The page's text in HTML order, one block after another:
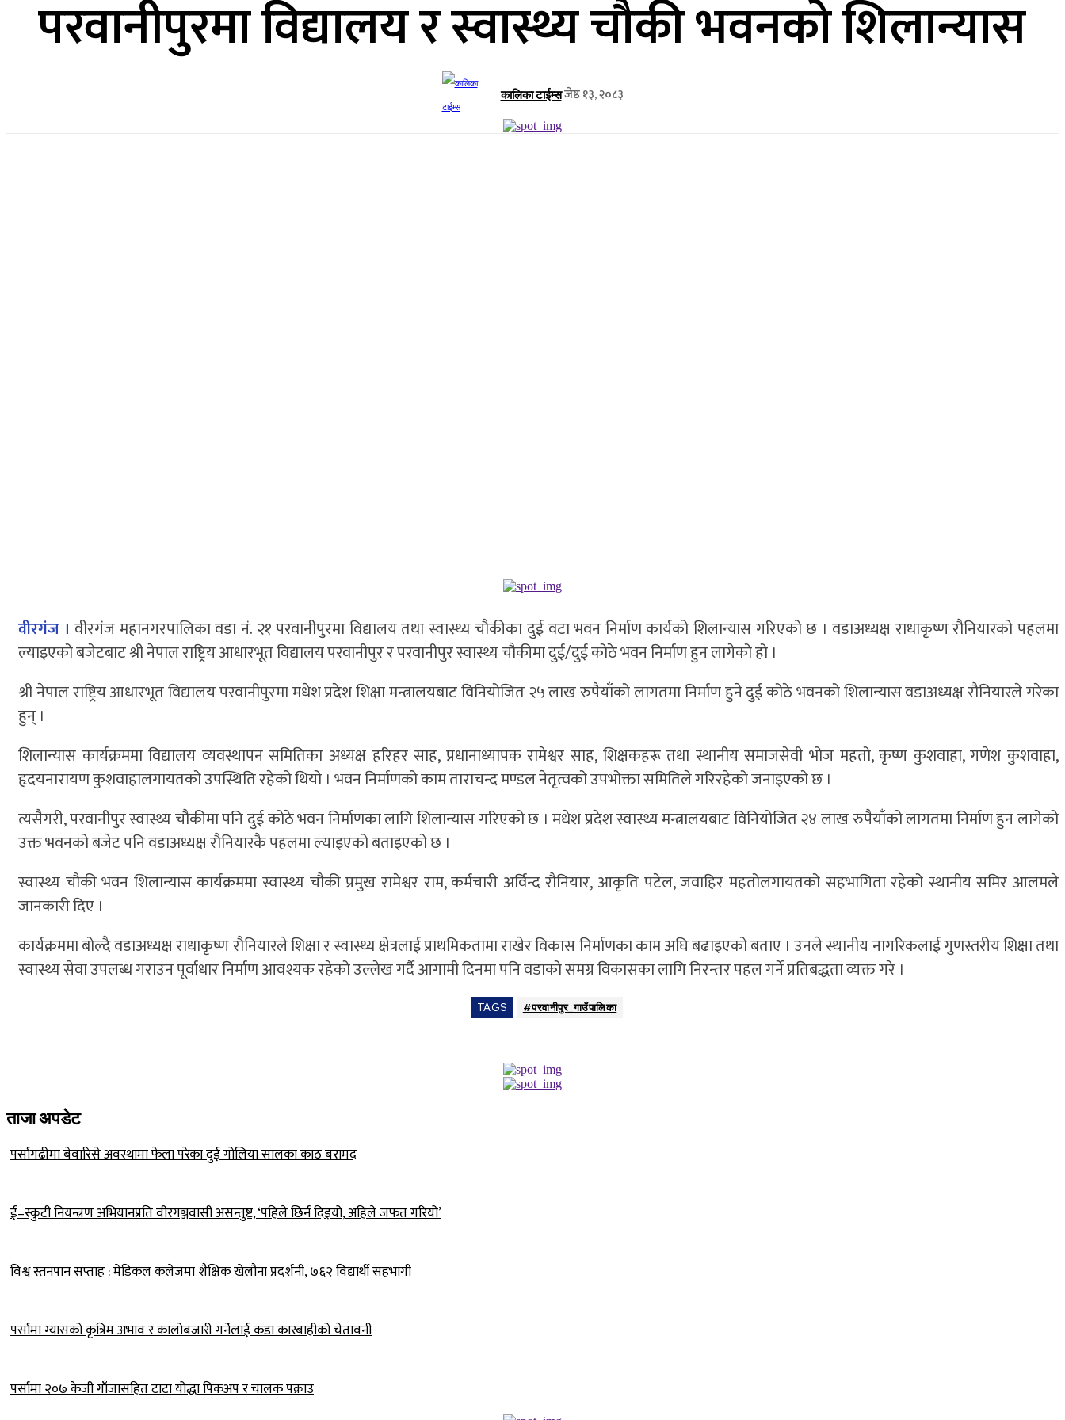
परवानीपुरमा विद्यालय र स्वास्थ्य चौकी भवनको शिलान्यास
कालिका टाईम्सजेष्ठ १३, २०८३
वीरगंज । वीरगंज महानगरपालिका वडा नं. २१ परवानीपुरमा विद्यालय तथा स्वास्थ्य चौकीका दुई वटा भवन निर्माण कार्यको शिलान्यास गरिएको छ । वडाअध्यक्ष राधाकृष्ण रौनियारको पहलमा
ल्याइएको बजेटबाट श्री नेपाल राष्ट्रिय आधारभूत विद्यालय परवानीपुर र परवानीपुर स्वास्थ्य चौकीमा दुई/दुई कोठे भवन निर्माण हुन लागेको हो ।
श्री नेपाल राष्ट्रिय आधारभूत विद्यालय परवानीपुरमा मधेश प्रदेश शिक्षा मन्त्रालयबाट विनियोजित २५ लाख रुपैयाँको लागतमा निर्माण हुने दुई कोठे भवनको शिलान्यास वडाअध्यक्ष रौनियारले गरेका
हुन् ।
शिलान्यास कार्यक्रममा विद्यालय व्यवस्थापन समितिका अध्यक्ष हरिहर साह, प्रधानाध्यापक रामेश्वर साह, शिक्षकहरू तथा स्थानीय समाजसेवी भोज महतो, कृष्ण कुशवाहा, गणेश कुशवाहा,
हृदयनारायण कुशवाहालगायतको उपस्थिति रहेको थियो । भवन निर्माणको काम ताराचन्द मण्डल नेतृत्वको उपभोक्ता समितिले गरिरहेको जनाइएको छ ।
त्यसैगरी, परवानीपुर स्वास्थ्य चौकीमा पनि दुई कोठे भवन निर्माणका लागि शिलान्यास गरिएको छ । मधेश प्रदेश स्वास्थ्य मन्त्रालयबाट विनियोजित २४ लाख रुपैयाँको लागतमा निर्माण हुन लागेको
उक्त भवनको बजेट पनि वडाअध्यक्ष रौनियारकै पहलमा ल्याइएको बताइएको छ ।
स्वास्थ्य चौकी भवन शिलान्यास कार्यक्रममा स्वास्थ्य चौकी प्रमुख रामेश्वर राम, कर्मचारी अर्विन्द रौनियार, आकृति पटेल, जवाहिर महतोलगायतको सहभागिता रहेको स्थानीय समिर आलमले
जानकारी दिए ।
कार्यक्रममा बोल्दै वडाअध्यक्ष राधाकृष्ण रौनियारले शिक्षा र स्वास्थ्य क्षेत्रलाई प्राथमिकतामा राखेर विकास निर्माणका काम अघि बढाइएको बताए । उनले स्थानीय नागरिकलाई गुणस्तरीय शिक्षा तथा
स्वास्थ्य सेवा उपलब्ध गराउन पूर्वाधार निर्माण आवश्यक रहेको उल्लेख गर्दै आगामी दिनमा पनि वडाको समग्र विकासका लागि निरन्तर पहल गर्ने प्रतिबद्धता व्यक्त गरे ।
TAGS #परवानीपुर_गाउँपालिका
ताजा अपडेट
पर्सागढीमा बेवारिसे अवस्थामा फेला परेका दुई गोलिया सालका काठ बरामद
ई–स्कुटी नियन्त्रण अभियानप्रति वीरगञ्जवासी असन्तुष्ट, ‘पहिले छिर्न दिइयो, अहिले जफत गरियो’
विश्व स्तनपान सप्ताह : मेडिकल कलेजमा शैक्षिक खेलौना प्रदर्शनी, ७६२ विद्यार्थी सहभागी
पर्सामा ग्यासको कृत्रिम अभाव र कालोबजारी गर्नेलाई कडा कारबाहीको चेतावनी
पर्सामा २०७ केजी गाँजासहित टाटा योद्धा पिकअप र चालक पक्राउ